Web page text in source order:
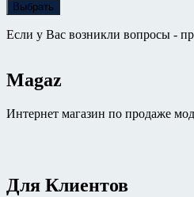
Выбрать
Если у Вас возникли вопросы -
Magaz
Интернет магазин по продаже
Для Клиентов